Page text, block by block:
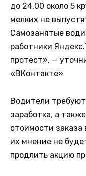
до 24.00 около 5
мелких не
Самозанятые
работники
протест», —
«ВКонтакте»
Водители
заработка, а
стоимости заказа
их мнение не
продлить акцию